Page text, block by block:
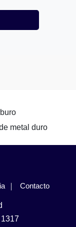
metal duro
Contacto